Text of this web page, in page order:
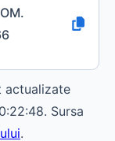
actualizate
Sursa
.